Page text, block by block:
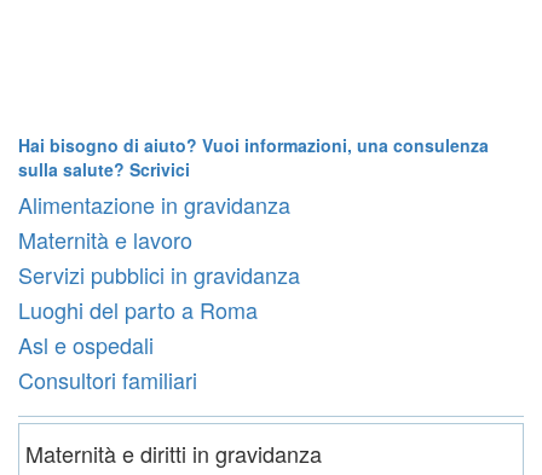
Hai bisogno di aiuto? Vuoi informazioni, una consulenza
sulla salute? Scrivici
Alimentazione in gravidanza
Maternità e lavoro
Servizi pubblici in gravidanza
Luoghi del parto a Roma
Asl e ospedali
Consultori familiari
Maternità e diritti in gravidanza